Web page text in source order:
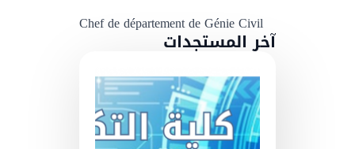
Chef de département de Génie Civil
آخر المستجدات